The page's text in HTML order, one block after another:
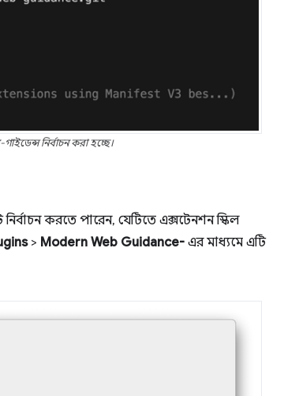
নির্বাচন করা হচ্ছে।
নির্বাচন করতে পারেন, যেটিতে এক্সটেনশন স্কিল
> Modern Web Guidance- এর মাধ্যমে এটি